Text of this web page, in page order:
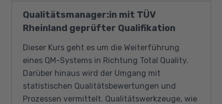
Qualitätsmanager:in mit TÜV
Rheinland geprüfter Qualifikation
Dieser Kurs geht es um die Weiterführung
eines QM-Systems in Richtung Total Quality.
Darüber hinaus wird der Umgang mit
statistischen Qualitätsbewertungen und
Prozessen vermittelt. Qualitätswerkzeuge, wie